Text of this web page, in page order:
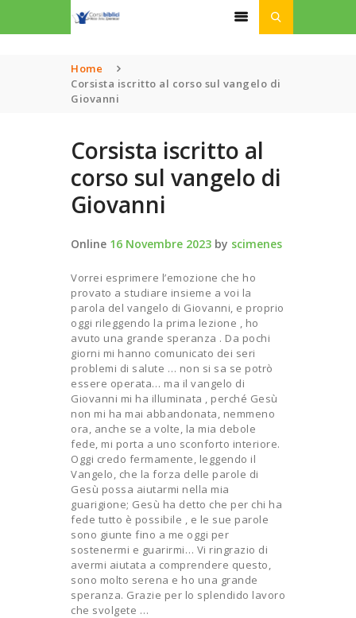
Home
Corsista iscritto al corso sul vangelo di
Giovanni
Corsista iscritto al
corso sul vangelo di
Giovanni
HOME
CORSI
PODCAST
LINK UTILI
DONAZIONI
Online 16 Novembre 2023 by scimenes
Vorrei esprimere l’emozione che ho
provato a studiare insieme a voi la
parola del vangelo di Giovanni, e proprio
oggi rileggendo la prima lezione , ho
avuto una grande speranza . Da pochi
giorni mi hanno comunicato dei seri
problemi di salute … non si sa se potrò
essere operata… ma il vangelo di
Giovanni mi ha illuminata , perché Gesù
non mi ha mai abbandonata, nemmeno
ora, anche se a volte, la mia debole
fede, mi porta a uno sconforto interiore.
Oggi credo fermamente, leggendo il
Vangelo, che la forza delle parole di
Gesù possa aiutarmi nella mia
guarigione; Gesù ha detto che per chi ha
fede tutto è possibile , e le sue parole
sono giunte fino a me oggi per
sostenermi e guarirmi… Vi ringrazio di
avermi aiutata a comprendere questo,
sono molto serena e ho una grande
speranza. Grazie per lo splendido lavoro
che svolgete …